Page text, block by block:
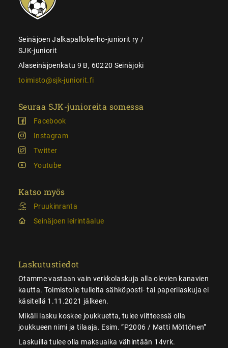
Seinäjoen Jalkapallokerho-juniorit ry /
SJK-juniorit
Alaseinäjoenkatu 9 B, 60220 Seinäjoki
toimisto@sjk-juniorit.fi
Seuraa SJK-junioreita somessa
Facebook
Instagram
Twitter
Youtube
Katso myös
Pruukinranta
Seinäjoen leirintäalue
Laskutustiedot
Otamme vastaan vain verkkolaskuja alla olevien kanavien
kautta. Toimistolle tulleita sähköposti- tai paperilaskuja ei
käsitellä 1.11.2021 jälkeen.
Mikäli lasku koskee joukkuetta, tulee viitteessä olla
joukkueen nimi ja tilaaja. Esim. ”P2006 / Matti Möttönen”
Laskuilla tulee olla maksuaika vähintään 14vrk.